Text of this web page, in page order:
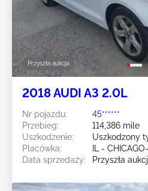
Przyszła aukcja
2018 AUDI A3 2.0L
Nr pojazdu:
45******
Przebieg:
114,386 mile
Uszkodzenie:
Uszkodzony
Placówka:
IL -
Data sprzedaży:
Przyszła